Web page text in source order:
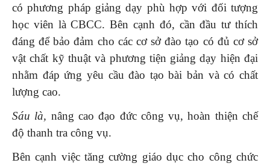
có phương pháp giảng dạy phù hợp với đối tượng
học viên là CBCC. Bên cạnh đó, cần đầu tư thích
đáng để bảo đảm cho các cơ sở đào tạo có đủ cơ sở
vật chất kỹ thuật và phương tiện giảng dạy hiện đại
nhằm đáp ứng yêu cầu đào tạo bài bản và có chất
lượng cao.
Sáu là, nâng cao đạo đức công vụ, hoàn thiện chế
độ thanh tra công vụ.
Bên cạnh việc tăng cường giáo dục cho công chức